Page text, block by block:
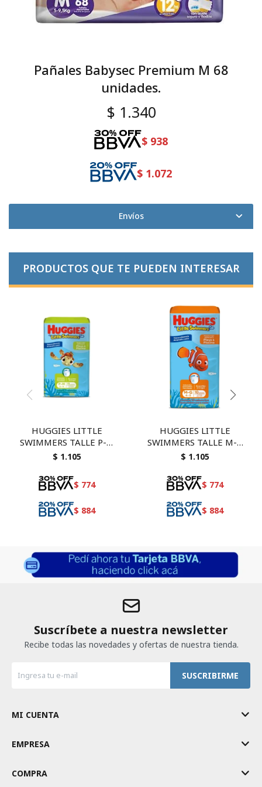
Pañales Babysec Premium M 68
unidades.
$ 1.340
$ 938
$ 1.072
Envíos
PRODUCTOS QUE TE PUEDEN INTERESAR
HUGGIES LITTLE
SWIMMERS TALLE P-M
11 UNID
$ 1.105
$ 774
$ 884
HUGGIES LITTLE
SWIMMERS TALLE M-G
10 UNID
$ 1.105
$ 774
$ 884
Suscríbete a nuestra newsletter
Recibe todas las novedades y ofertas de nuestra tienda.
SUSCRIBIRME
MI CUENTA
EMPRESA
COMPRA